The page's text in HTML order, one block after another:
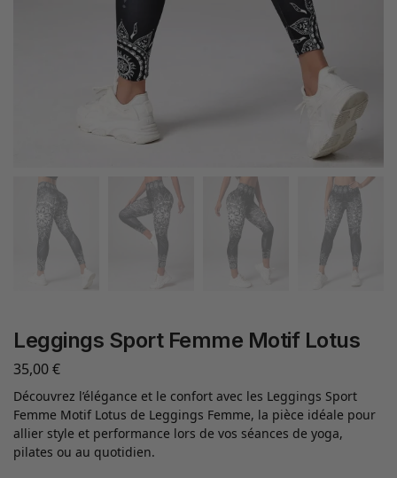
Leggings Sport Femme Motif Lotus
35,00€
Découvrez l’élégance et le confort avec les Leggings Sport
Femme Motif Lotus de Leggings Femme, la pièce idéale pour
allier style et performance lors de vos séances de yoga,
pilates ou au quotidien.